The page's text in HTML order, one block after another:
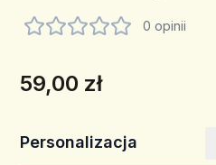
0 opinii
59,00 zł
Personalizacja